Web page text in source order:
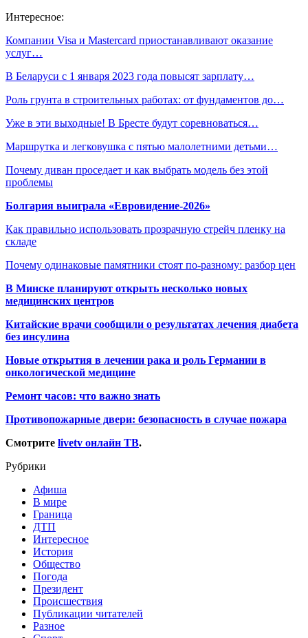
Интересное:
Компании Visa и Mastercard приостанавливают оказание
услуг…
В Беларуси с 1 января 2023 года повысят зарплату…
Роль грунта в строительных работах: от фундаментов до…
Уже в эти выходные! В Бресте будут соревноваться…
Маршрутка и легковушка с пятью малолетними детьми…
Почему диван проседает и как выбрать модель без этой
проблемы
Болгария выиграла «Евровидение-2026»
Как правильно использовать прозрачную стрейч пленку на
складе
Почему одинаковые памятники стоят по-разному: разбор цен
В Минске планируют открыть несколько новых
медицинских центров
Китайские врачи сообщили о результатах лечения диабета
без инсулина
Новые открытия в лечении рака и роль Германии в
онкологической медицине
Ремонт часов: что важно знать
Противопожарные двери: безопасность в случае пожара
Смотрите livetv онлайн ТВ.
Рубрики
Афиша
В мире
Граница
ДТП
Интересное
История
Общество
Погода
Президент
Происшествия
Публикации читателей
Разное